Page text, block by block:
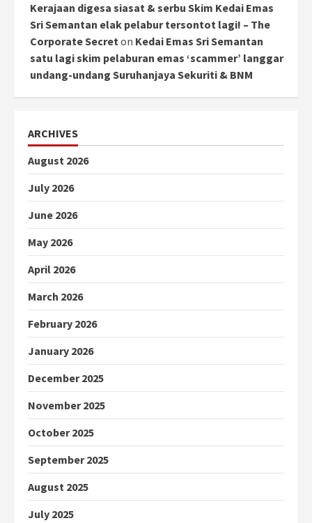
Kerajaan digesa siasat & serbu Skim Kedai Emas
Sri Semantan elak pelabur tersontot lagi! – The
Corporate Secreton Kedai Emas Sri Semantan
satu lagi skim pelaburan emas ‘scammer’ langgar
undang-undang Suruhanjaya Sekuriti & BNM
ARCHIVES
August 2026
July 2026
June 2026
May 2026
April 2026
March 2026
February 2026
January 2026
December 2025
November 2025
October 2025
September 2025
August 2025
July 2025